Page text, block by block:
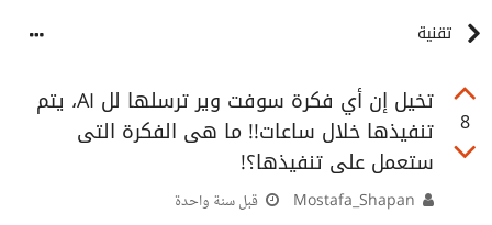
تقنية
8
تخيل إن أي فكرة سوفت وير ترسلها لل AI، يتم
تنفيذها خلال ساعات!! ما هى الفكرة التى
ستعمل على تنفيذها؟!
قبل سنة واحدة